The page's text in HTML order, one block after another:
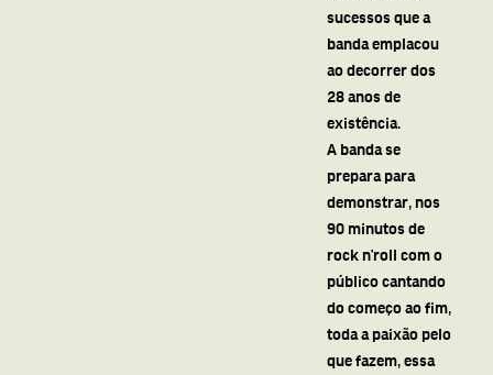
sucessos que a
banda emplacou
ao decorrer dos
28 anos de
existência.
A banda se
prepara para
demonstrar, nos
90 minutos de
rock n’roll com o
público cantando
do começo ao fim,
toda a paixão pelo
que fazem, essa